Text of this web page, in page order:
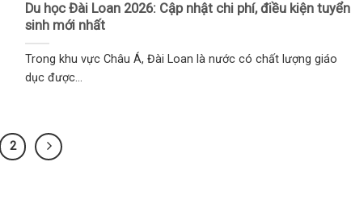
Du học Đài Loan 2026: Cập nhật chi phí, điều kiện tuyển
sinh mới nhất
Trong khu vực Châu Á, Đài Loan là nước có chất lượng giáo
dục được...
2